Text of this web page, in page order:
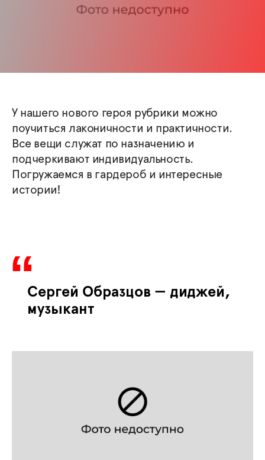
У нашего нового героя рубрики можно
поучиться лаконичности и практичности.
Все вещи служат по назначению и
подчеркивают индивидуальность.
Погружаемся в гардероб и интересные
истории!
Сергей Образцов — диджей,
музыкант